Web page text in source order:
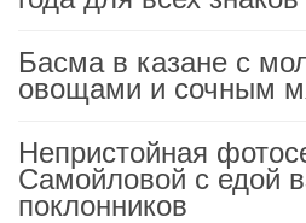
Басма в казане с
овощами и сочным
Непристойная
Самойловой с едой
поклонников